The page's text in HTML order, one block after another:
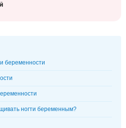
беременности
ногти беременным?